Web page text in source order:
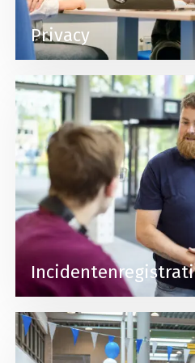
Privacy
Lees meer over
Lees meer over